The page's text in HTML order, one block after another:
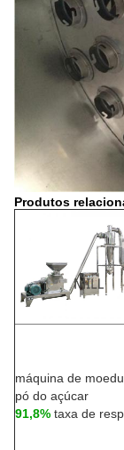
Produtos
máquina de
pó do açúcar
91,8% taxa de